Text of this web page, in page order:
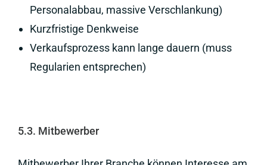
Personalabbau, massive Verschlankung)
Kurzfristige Denkweise
Verkaufsprozess kann lange dauern (muss
Regularien entsprechen)
5.3. Mitbewerber